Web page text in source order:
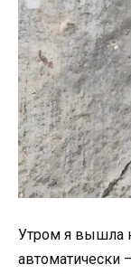
Утром я вышла
автоматически